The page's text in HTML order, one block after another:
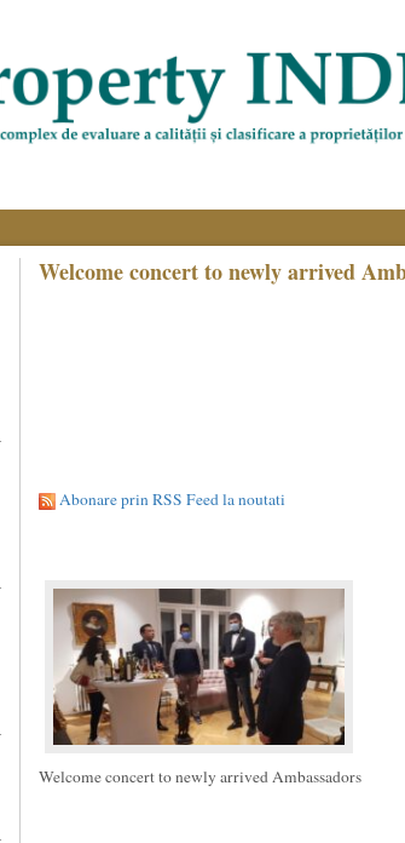
Welcome concert to newly arrived
Abonare prin RSS Feed la noutati
Welcome concert to newly arrived Ambassadors